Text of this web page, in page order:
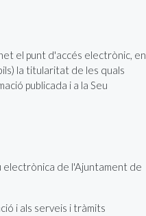
el punt d'accés electrònic, en
la titularitat de les quals
publicada i a la Seu
de l'Ajuntament de
i als serveis i tràmits